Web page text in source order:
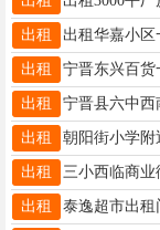
出租
出租
出租
出租
出租
出租